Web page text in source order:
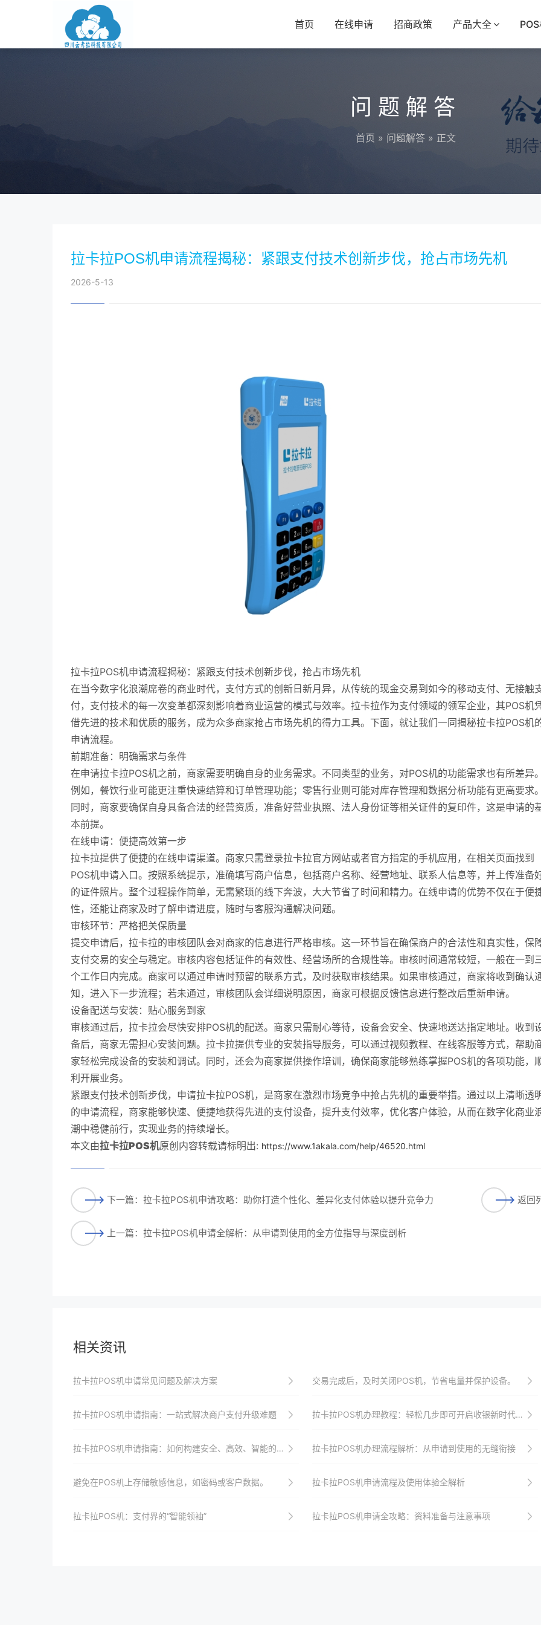
首页 在线申请 招商政策 产品大全
问题解答
首页 » 问题解答 » 正文
拉卡拉POS机申请流程揭秘：紧跟支付技术创新步伐，抢占市场先机
2026-5-13
拉卡拉POS机申请流程揭秘：紧跟支付技术创新步伐，抢占市场先机
在当今数字化浪潮席卷的商业时代，支付方式的创新日新月异，从传统的现金交易到如今的移动支付、无接触
付，支付技术的每一次变革都深刻影响着商业运营的模式与效率。拉卡拉作为支付领域的领军企业，其POS机
借先进的技术和优质的服务，成为众多商家抢占市场先机的得力工具。下面，就让我们一同揭秘拉卡拉POS机
申请流程。
前期准备：明确需求与条件
在申请拉卡拉POS机之前，商家需要明确自身的业务需求。不同类型的业务，对POS机的功能需求也有所差异。
例如，餐饮行业可能更注重快速结算和订单管理功能；零售行业则可能对库存管理和数据分析功能有更高要求。
同时，商家要确保自身具备合法的经营资质，准备好营业执照、法人身份证等相关证件的复印件，这是申请的
本前提。
在线申请：便捷高效第一步
拉卡拉提供了便捷的在线申请渠道。商家只需登录拉卡拉官方网站或者官方指定的手机应用，在相关页面找到
POS机申请入口。按照系统提示，准确填写商户信息，包括商户名称、经营地址、联系人信息等，并上传准备
的证件照片。整个过程操作简单，无需繁琐的线下奔波，大大节省了时间和精力。在线申请的优势不仅在于便
性，还能让商家及时了解申请进度，随时与客服沟通解决问题。
审核环节：严格把关保质量
提交申请后，拉卡拉的审核团队会对商家的信息进行严格审核。这一环节旨在确保商户的合法性和真实性，保
支付交易的安全与稳定。审核内容包括证件的有效性、经营场所的合规性等。审核时间通常较短，一般在一到
个工作日内完成。商家可以通过申请时预留的联系方式，及时获取审核结果。如果审核通过，商家将收到确认
知，进入下一步流程；若未通过，审核团队会详细说明原因，商家可根据反馈信息进行整改后重新申请。
设备配送与安装：贴心服务到家
审核通过后，拉卡拉会尽快安排POS机的配送。商家只需耐心等待，设备会安全、快速地送达指定地址。收到
备后，商家无需担心安装问题。拉卡拉提供专业的安装指导服务，可以通过视频教程、在线客服等方式，帮助
家轻松完成设备的安装和调试。同时，还会为商家提供操作培训，确保商家能够熟练掌握POS机的各项功能，
利开展业务。
紧跟支付技术创新步伐，申请拉卡拉POS机，是商家在激烈市场竞争中抢占先机的重要举措。通过以上清晰透
的申请流程，商家能够快速、便捷地获得先进的支付设备，提升支付效率，优化客户体验，从而在数字化商业
潮中稳健前行，实现业务的持续增长。
本文由拉卡拉POS机原创内容转载请标明出: https://www.1akala.com/help/46520.html
下一篇：拉卡拉POS机申请攻略：助你打造个性化、差异化支付体验以提升竞争力
上一篇：拉卡拉POS机申请全解析：从申请到使用的全方位指导与深度剖析
返回
相关资讯
拉卡拉POS机申请常见问题及解决方案 交易完成后，及时关闭POS机，节省电量并保护设备。
拉卡拉POS机申请指南：一站式解决商户支付升级难题 拉卡拉POS机办理教程：轻松几步即可开启收银新时代大门并助力商家实现收银升级、转型与增长目标
拉卡拉POS机申请指南：如何构建安全、高效、智能的支付生态系统 拉卡拉POS机办理流程解析：从申请到使用的无缝衔接
避免在POS机上存储敏感信息，如密码或客户数据。 拉卡拉POS机申请流程及使用体验全解析
拉卡拉POS机：支付界的“智能领袖” 拉卡拉POS机申请全攻略：资料准备与注意事项